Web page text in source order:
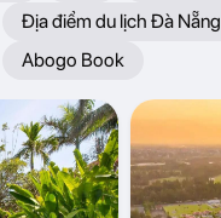
Địa điểm du lịch Đà Nẵng
Abogo Book